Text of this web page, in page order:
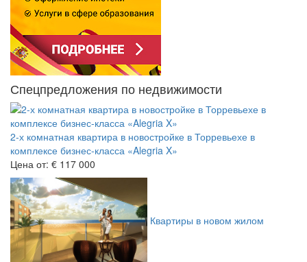
Спецпредложения по недвижимости
2-х комнатная квартира в новостройке в Торревьехе в
комплексе бизнес-класса «Alegria X»
Цена от: € 117 000
Квартиры в новом жилом